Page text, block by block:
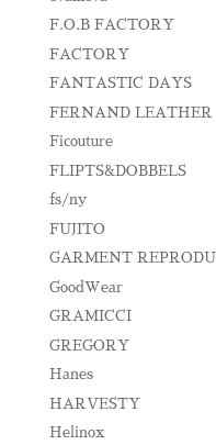
F.O.B FACTORY
FACTORY
FANTASTIC DAYS
FERNAND LEATHER
Ficouture
FLIPTS&DOBBELS
fs/ny
FUJITO
GARMENT
GoodWear
GRAMICCI
GREGORY
Hanes
HARVESTY
Helinox